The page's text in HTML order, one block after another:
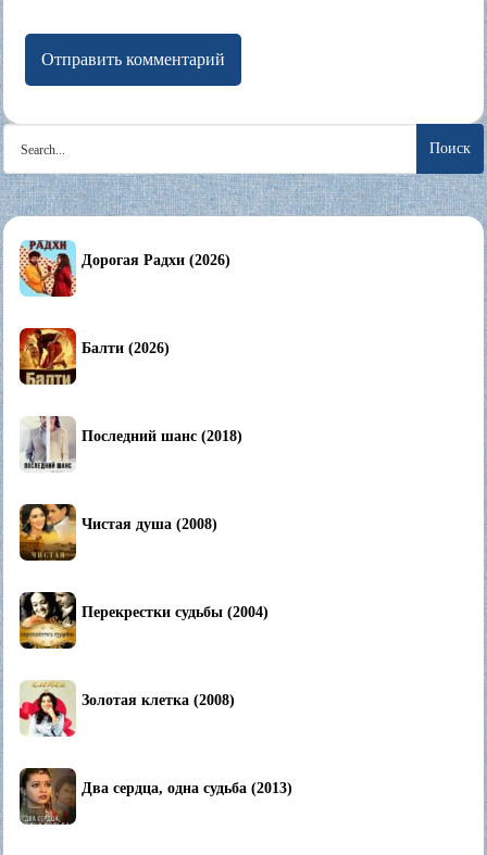
for:
Дорогая Радхи (2026)
Балти (2026)
Последний шанс (2018)
Чистая душа (2008)
Перекрестки судьбы (2004)
Золотая клетка (2008)
Два сердца, одна судьба (2013)